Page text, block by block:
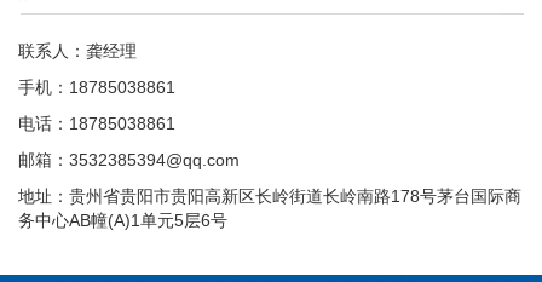
联系人：龚经理
手机：18785038861
电话：18785038861
邮箱：3532385394@qq.com
地址：贵州省贵阳市贵阳高新区长岭街道长岭南路178号茅台国际商
务中心AB幢(A)1单元5层6号